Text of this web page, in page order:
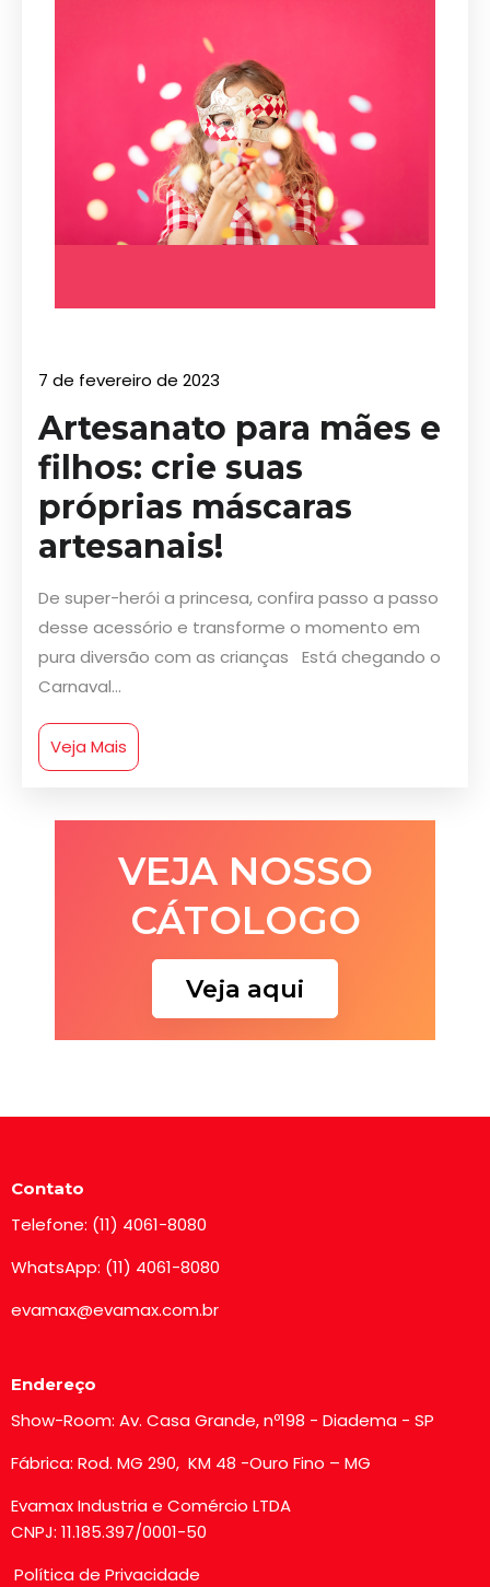
7 de fevereiro de 2023
Artesanato para mães e
filhos: crie suas
próprias máscaras
artesanais!
De super-herói a princesa, confira passo a passo
desse acessório e transforme o momento em
pura diversão com as crianças Está chegando o
Carnaval...
Veja Mais
VEJA NOSSO
CÁTOLOGO
Veja aqui
Contato
Telefone: (11) 4061-8080
WhatsApp: (11) 4061-8080
evamax@evamax.com.br
Endereço
Show-Room: Av. Casa Grande, nº198 - Diadema - SP
Fábrica: Rod. MG 290, KM 48 -Ouro Fino – MG
Evamax Industria e Comércio LTDA
CNPJ: 11.185.397/0001-50
Política de Privacidade